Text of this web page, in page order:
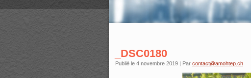
_DSC0180
Publié le 4 novembre 2019 | Par contact@amohtep.ch